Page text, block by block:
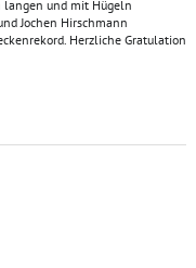
und mit Hügeln
Jochen Hirschmann
Herzliche Gratulation